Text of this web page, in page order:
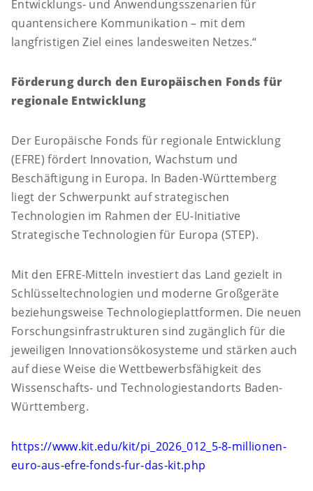
Entwicklungs- und Anwendungsszenarien für
quantensichere Kommunikation – mit dem
langfristigen Ziel eines landesweiten Netzes.“
Förderung durch den Europäischen Fonds für
regionale Entwicklung
Der Europäische Fonds für regionale Entwicklung
(EFRE) fördert Innovation, Wachstum und
Beschäftigung in Europa. In Baden-Württemberg
liegt der Schwerpunkt auf strategischen
Technologien im Rahmen der EU-Initiative
Strategische Technologien für Europa (STEP).
Mit den EFRE-Mitteln investiert das Land gezielt in
Schlüsseltechnologien und moderne Großgeräte
beziehungsweise Technologieplattformen. Die neuen
Forschungsinfrastrukturen sind zugänglich für die
jeweiligen Innovationsökosysteme und stärken auch
auf diese Weise die Wettbewerbsfähigkeit des
Wissenschafts- und Technologiestandorts Baden-
Württemberg.
https://www.kit.edu/kit/pi_2026_012_5-8-millionen-
euro-aus-efre-fonds-fur-das-kit.php